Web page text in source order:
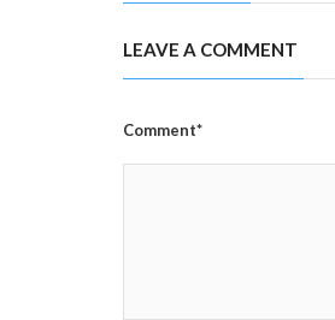
LEAVE A COMMENT
Comment*